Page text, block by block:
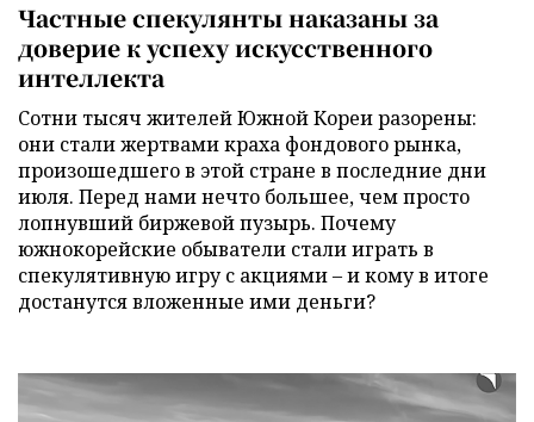
Частные спекулянты наказаны за
доверие к успеху искусственного
интеллекта
Сотни тысяч жителей Южной Кореи разорены:
они стали жертвами краха фондового рынка,
произошедшего в этой стране в последние дни
июля. Перед нами нечто большее, чем просто
лопнувший биржевой пузырь. Почему
южнокорейские обыватели стали играть в
спекулятивную игру с акциями – и кому в итоге
достанутся вложенные ими деньги?